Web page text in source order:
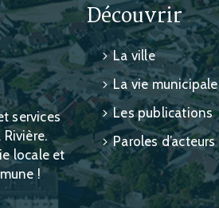
services
locale et
!
Découvrir
La ville
La vie municipale
Les publications
Paroles d’acteurs